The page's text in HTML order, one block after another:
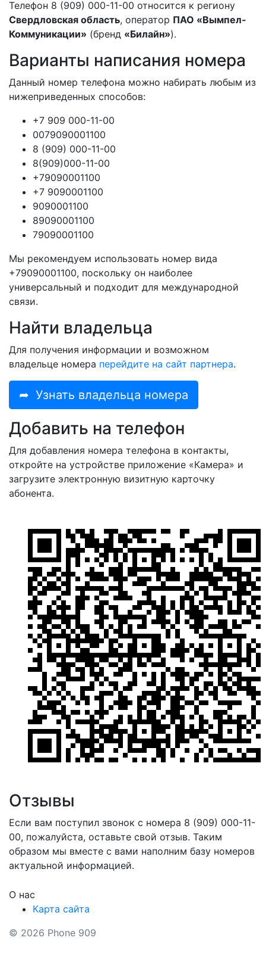
Телефон 8 (909) 000-11-00 относится к региону
Свердловская область, оператор ПАО «Вымпел-
Коммуникации» (бренд «Билайн»).
Варианты написания номера
Данный номер телефона можно набирать любым из
нижеприведенных способов:
+7 909 000-11-00
0079090001100
8 (909) 000-11-00
8(909)000-11-00
+79090001100
+7 9090001100
9090001100
89090001100
79090001100
Мы рекомендуем использовать номер вида
+79090001100, поскольку он наиболее
универсальный и подходит для международной
связи.
Найти владельца
Для получения информации и возможном
владельце номера перейдите на сайт партнера.
➦ Узнать владельца номера
Добавить на телефон
Для добавления номера телефона в контакты,
откройте на устройстве приложение «Камера» и
загрузите электронную визитную карточку
абонента.
Отзывы
Если вам поступил звонок с номера 8 (909) 000-11-
00, пожалуйста, оставьте свой отзыв. Таким
образом мы вместе с вами наполним базу номеров
актуальной информацией.
О нас
Карта сайта
© 2026 Phone 909